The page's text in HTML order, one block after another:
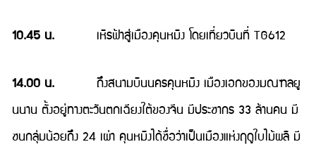
10.45 น. เหิรฟ้าสู่เมืองคุนหมิง โดยเที่ยวบินที่ TG612
14.00 น. ถึงสนามบินนครคุนหมิง เมืองเอกของมณฑลยู
นนาน ตั้งอยู่ทางตะวันตกเฉียงใต้ของจีน มีประชากร 33 ล้านคน มี
ชนกลุ่มน้อยถึง 24 เผ่า คุนหมิงได้ชื่อว่าเป็นเมืองแห่งฤดูใบไม้ผลิ มี